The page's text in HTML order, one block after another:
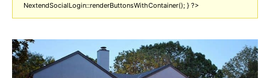
NextendSocialLogin::renderButtonsWithContainer(); } ?>